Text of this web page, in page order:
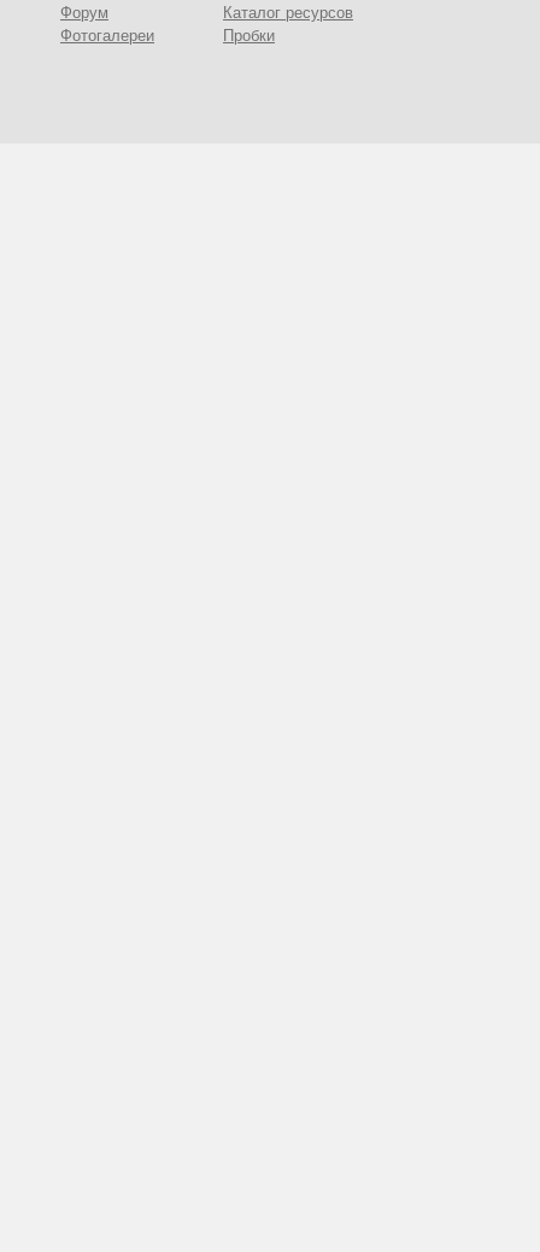
Форум
Фотогалереи
Каталог ресурсов
Пробки